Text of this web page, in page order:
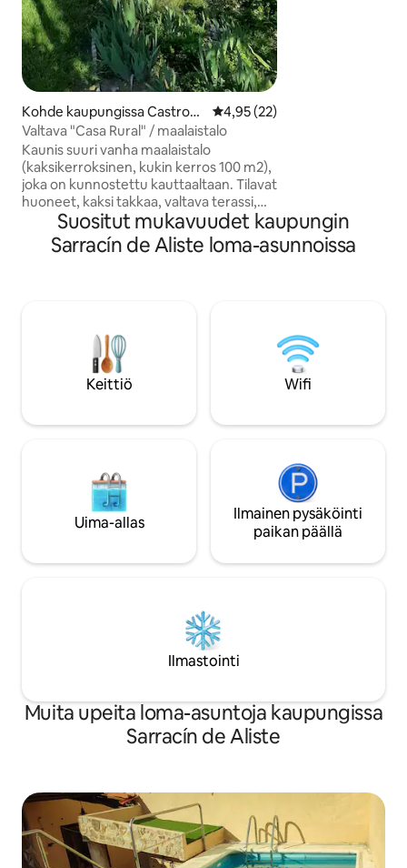
Kohde kaupungissa Castrove
rde de Campos
Keskimääräinen arvio 4,95/5,
4,95 (22)
Valtava "Casa Rural" / maalaistalo
Kaunis suuri vanha maalaistalo
(kaksikerroksinen, kukin kerros 100 m2),
joka on kunnostettu kauttaaltaan. Tilavat
huoneet, kaksi takkaa, valtava terassi,
jossa täysin kalustettu ja suuri
maalaistalo (800 m2), jossa on vanhoja
lehmuksia ja monipuolinen kasvillisuus.
lämmin vesi. Lähistöllä erinomainen
Michelin-tähdellä palkittu ravintola
julkinen uima-allas (kausiluonteinen).
Suositut mukavuudet kaupungin
Sarracín de Aliste loma-asunnoissa
Keittiö Wifi
Uima-allas
Ilmainen pysäköinti
paikan päällä
Ilmastointi
Muita upeita loma-asuntoja kaupungissa
Sarracín de Aliste